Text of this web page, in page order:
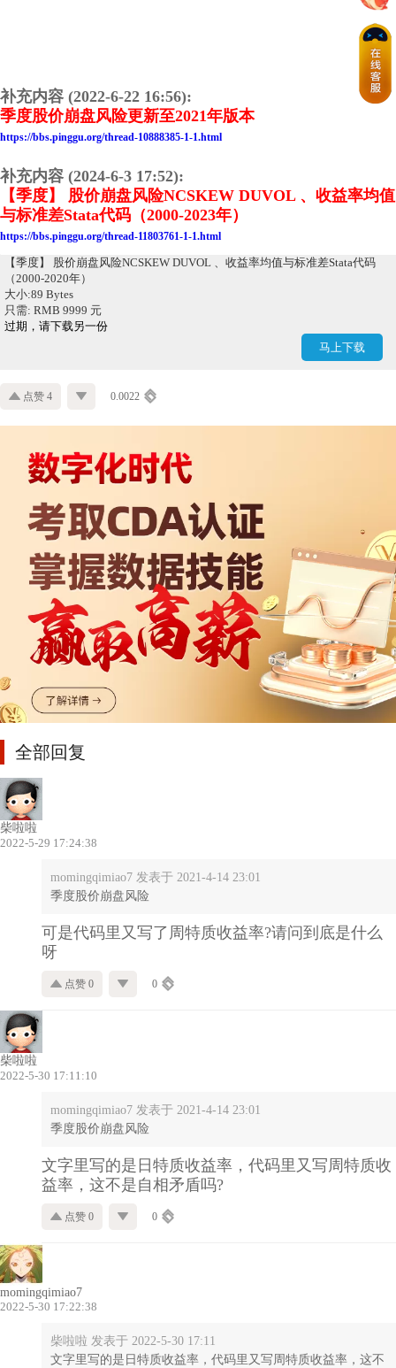
补充内容 (2022-6-22 16:56):
季度股价崩盘风险更新至2021年版本
https://bbs.pinggu.org/thread-10888385-1-1.html
补充内容 (2024-6-3 17:52):
【季度】 股价崩盘风险NCSKEW DUVOL 、收益率均值
与标准差Stata代码（2000-2023年）
https://bbs.pinggu.org/thread-11803761-1-1.html
【季度】 股价崩盘风险NCSKEW DUVOL 、收益率均值与标准差Stata代码
（2000-2020年）
大小:89 Bytes
只需: RMB 9999 元
马上下载
过期，请下载另一份
点赞 4 0.0022
全部回复
柴啦啦
2022-5-29 17:24:38
momingqimiao7 发表于 2021-4-14 23:01
季度股价崩盘风险
可是代码里又写了周特质收益率?请问到底是什么
呀
点赞 0 0
柴啦啦
2022-5-30 17:11:10
momingqimiao7 发表于 2021-4-14 23:01
季度股价崩盘风险
文字里写的是日特质收益率，代码里又写周特质收
益率，这不是自相矛盾吗?
点赞 0 0
momingqimiao7
2022-5-30 17:22:38
柴啦啦 发表于 2022-5-30 17:11
文字里写的是日特质收益率，代码里又写周特质收益率，这不